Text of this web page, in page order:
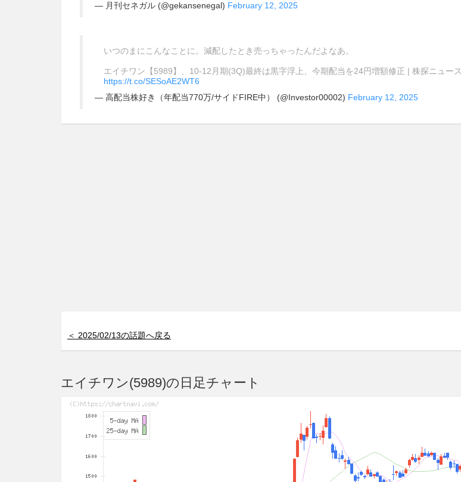
— 月刊セネガル (@gekansenegal) February 12, 2025
いつのまにこんなことに。減配したとき売っちゃったんだよなあ。
エイチワン【5989】、10-12月期(3Q)最終は黒字浮上、今期配当を24円増額修正 | 株探ニュース
https://t.co/SESoAE2WT6
— 高配当株好き（年配当770万/サイドFIRE中） (@Investor00002) February 12, 2025
＜ 2025/02/13の話題へ戻る
エイチワン(5989)の日足チャート